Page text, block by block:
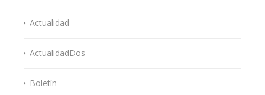
Actualidad
ActualidadDos
Boletín